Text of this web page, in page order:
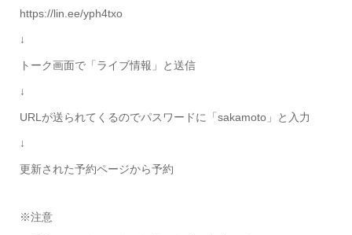
https://lin.ee/yph4txo
↓
トーク画面で「ライブ情報」と送信
↓
URLが送られてくるのでパスワードに「sakamoto」と入力
↓
更新された予約ページから予約
※注意